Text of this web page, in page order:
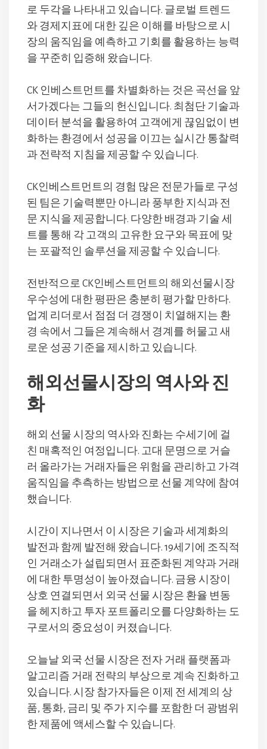
로 두각을 나타내고 있습니다. 글로벌 트렌드
와 경제지표에 대한 깊은 이해를 바탕으로 시
장의 움직임을 예측하고 기회를 활용하는 능력
을 꾸준히 입증해 왔습니다.
CK 인베스트먼트를 차별화하는 것은 곡선을 앞
서가겠다는 그들의 헌신입니다. 최첨단 기술과
데이터 분석을 활용하여 고객에게 끊임없이 변
화하는 환경에서 성공을 이끄는 실시간 통찰력
과 전략적 지침을 제공할 수 있습니다.
CK인베스트먼트의 경험 많은 전문가들로 구성
된 팀은 기술력뿐만 아니라 풍부한 지식과 전
문 지식을 제공합니다. 다양한 배경과 기술 세
트를 통해 각 고객의 고유한 요구와 목표에 맞
는 포괄적인 솔루션을 제공할 수 있습니다.
전반적으로 CK인베스트먼트의 해외선물시장
우수성에 대한 평판은 충분히 평가할 만하다.
업계 리더로서 점점 더 경쟁이 치열해지는 환
경 속에서 그들은 계속해서 경계를 허물고 새
로운 성공 기준을 제시하고 있습니다.
해외선물시장의 역사와 진
화
해외 선물 시장의 역사와 진화는 수세기에 걸
친 매혹적인 여정입니다. 고대 문명으로 거슬
러 올라가는 거래자들은 위험을 관리하고 가격
움직임을 추측하는 방법으로 선물 계약에 참여
했습니다.
시간이 지나면서 이 시장은 기술과 세계화의
발전과 함께 발전해 왔습니다. 19세기에 조직적
인 거래소가 설립되면서 표준화된 계약과 거래
에 대한 투명성이 높아졌습니다. 금융 시장이
상호 연결되면서 외국 선물 시장은 환율 변동
을 헤지하고 투자 포트폴리오를 다양화하는 도
구로서의 중요성이 커졌습니다.
오늘날 외국 선물 시장은 전자 거래 플랫폼과
알고리즘 거래 전략의 부상으로 계속 진화하고
있습니다. 시장 참가자들은 이제 전 세계의 상
품, 통화, 금리 및 주가 지수를 포함한 더 광범위
한 제품에 액세스할 수 있습니다.